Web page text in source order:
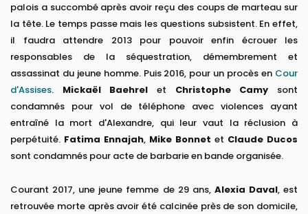
palois a succombé après avoir reçu des coups de marteau sur
la tête. Le temps passe mais les questions subsistent. En effet,
il faudra attendre 2013 pour pouvoir enfin écrouer les
responsables de la séquestration, démembrement et
assassinat du jeune homme. Puis 2016, pour un procès en Cour
d'Assises. Mickaël Baehrel et Christophe Camy sont
condamnés pour vol de téléphone avec violences ayant
entraîné la mort d'Alexandre, qui leur vaut la réclusion à
perpétuité. Fatima Ennajah, Mike Bonnet et Claude Ducos
sont condamnés pour acte de barbarie en bande organisée.
Courant 2017, une jeune femme de 29 ans, Alexia Daval, est
retrouvée morte après avoir été calcinée près de son domicile,